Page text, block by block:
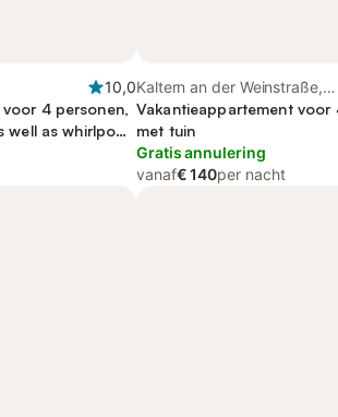
10,0
4 personen,
as whirlpool,
Kaltern an der Weinstraße,
Nonsberggruppe
Vakantieappartement voor
met tuin
Gratis annulering
vanaf€ 140per nacht